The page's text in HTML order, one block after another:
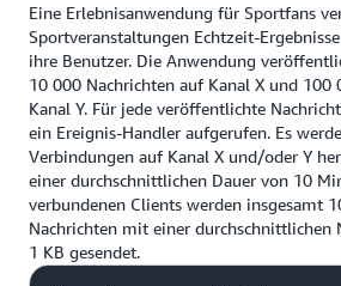
Eine Erlebnisanwendung für Sportfans
Sportveranstaltungen Echtzeit-
ihre Benutzer. Die Anwendung
10 000 Nachrichten auf Kanal X und 100
Kanal Y. Für jede veröffentlichte
ein Ereignis-Handler aufgerufen. Es
Verbindungen auf Kanal X und/oder Y
einer durchschnittlichen Dauer von 10
verbundenen Clients werden insgesamt
Nachrichten mit einer durchschnittlichen
1 KB gesendet.